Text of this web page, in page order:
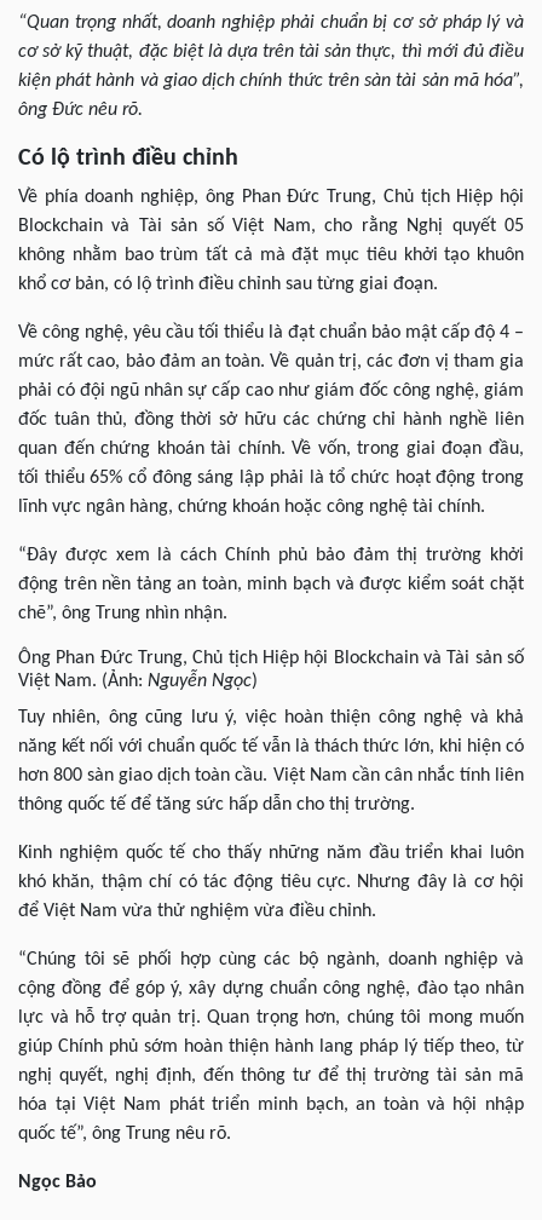
“Quan trọng nhất, doanh nghiệp phải chuẩn bị cơ sở pháp lý và
cơ sở kỹ thuật, đặc biệt là dựa trên tài sản thực, thì mới đủ điều
kiện phát hành và giao dịch chính thức trên sàn tài sản mã hóa”,
ông Đức nêu rõ.
Có lộ trình điều chỉnh
Về phía doanh nghiệp, ông Phan Đức Trung, Chủ tịch Hiệp hội
Blockchain và Tài sản số Việt Nam, cho rằng Nghị quyết 05
không nhằm bao trùm tất cả mà đặt mục tiêu khởi tạo khuôn
khổ cơ bản, có lộ trình điều chỉnh sau từng giai đoạn.
Về công nghệ, yêu cầu tối thiểu là đạt chuẩn bảo mật cấp độ 4 –
mức rất cao, bảo đảm an toàn. Về quản trị, các đơn vị tham gia
phải có đội ngũ nhân sự cấp cao như giám đốc công nghệ, giám
đốc tuân thủ, đồng thời sở hữu các chứng chỉ hành nghề liên
quan đến chứng khoán tài chính. Về vốn, trong giai đoạn đầu,
tối thiểu 65% cổ đông sáng lập phải là tổ chức hoạt động trong
lĩnh vực ngân hàng, chứng khoán hoặc công nghệ tài chính.
“Đây được xem là cách Chính phủ bảo đảm thị trường khởi
động trên nền tảng an toàn, minh bạch và được kiểm soát chặt
chẽ”, ông Trung nhìn nhận.
Ông Phan Đức Trung, Chủ tịch Hiệp hội Blockchain và Tài sản số
Việt Nam. (Ảnh: Nguyễn Ngọc)
Tuy nhiên, ông cũng lưu ý, việc hoàn thiện công nghệ và khả
năng kết nối với chuẩn quốc tế vẫn là thách thức lớn, khi hiện có
hơn 800 sàn giao dịch toàn cầu. Việt Nam cần cân nhắc tính liên
thông quốc tế để tăng sức hấp dẫn cho thị trường.
Kinh nghiệm quốc tế cho thấy những năm đầu triển khai luôn
khó khăn, thậm chí có tác động tiêu cực. Nhưng đây là cơ hội
để Việt Nam vừa thử nghiệm vừa điều chỉnh.
“Chúng tôi sẽ phối hợp cùng các bộ ngành, doanh nghiệp và
cộng đồng để góp ý, xây dựng chuẩn công nghệ, đào tạo nhân
lực và hỗ trợ quản trị. Quan trọng hơn, chúng tôi mong muốn
giúp Chính phủ sớm hoàn thiện hành lang pháp lý tiếp theo, từ
nghị quyết, nghị định, đến thông tư để thị trường tài sản mã
hóa tại Việt Nam phát triển minh bạch, an toàn và hội nhập
quốc tế”, ông Trung nêu rõ.
Ngọc Bảo